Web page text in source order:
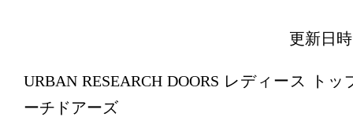
更新日
URBAN RESEARCH DOORS レディース ト
ーチドアーズ